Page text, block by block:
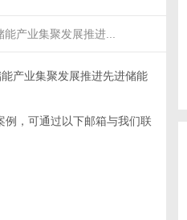
产业集聚发展推进...
产业集聚发展推进先进储能
，可通过以下邮箱与我们联